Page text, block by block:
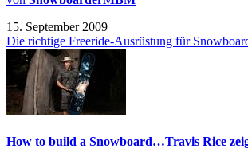
15. September 2009
Die richtige Freeride-Ausrüstung für
How to build a Snowboard…Travis Rice